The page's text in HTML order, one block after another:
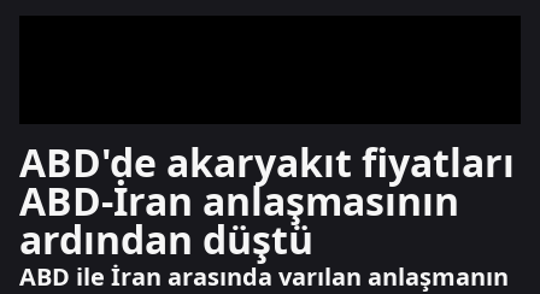
ABD'de akaryakıt fiyatları
ABD-İran anlaşmasının
ardından düştü
ABD ile İran arasında varılan anlaşmanın